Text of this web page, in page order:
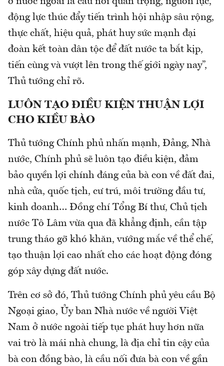
động lực thúc đẩy tiến trình hội nhập sâu rộng,
thực chất, hiệu quả, phát huy sức mạnh đại
đoàn kết toàn dân tộc để đất nước ta bắt kịp,
tiến cùng và vượt lên trong thế giới ngày nay”,
Thủ tướng chỉ rõ.
LUÔN TẠO ĐIỀU KIỆN THUẬN LỢI
CHO KIỀU BÀO
Thủ tướng Chính phủ nhấn mạnh, Đảng, Nhà
nước, Chính phủ sẽ luôn tạo điều kiện, đảm
bảo quyền lợi chính đáng của bà con về đất đai,
nhà cửa, quốc tịch, cư trú, môi trường đầu tư,
kinh doanh… Đồng chí Tổng Bí thư, Chủ tịch
nước Tô Lâm vừa qua đã khẳng định, cần tập
trung tháo gỡ khó khăn, vướng mắc về thể chế,
tạo thuận lợi cao nhất cho các hoạt động đóng
góp xây dựng đất nước.
Trên cơ sở đó, Thủ tướng Chính phủ yêu cầu Bộ
Ngoại giao, Ủy ban Nhà nước về người Việt
Nam ở nước ngoài tiếp tục phát huy hơn nữa
vai trò là mái nhà chung, là địa chỉ tin cậy của
bà con đồng bào, là cầu nối đưa bà con về gần